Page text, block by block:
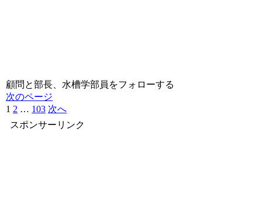
顧問と部長、水槽学部員をフォローする
次のページ
1 2 … 103 次へ
スポンサーリンク